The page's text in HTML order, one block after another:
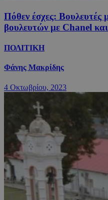
Πόθεν έσχες: Βουλευτές
βουλευτών με Chanel
ΠΟΛΙΤΙΚΗ
Φάνης Μακρίδης
4 Οκτωβρίου, 2023